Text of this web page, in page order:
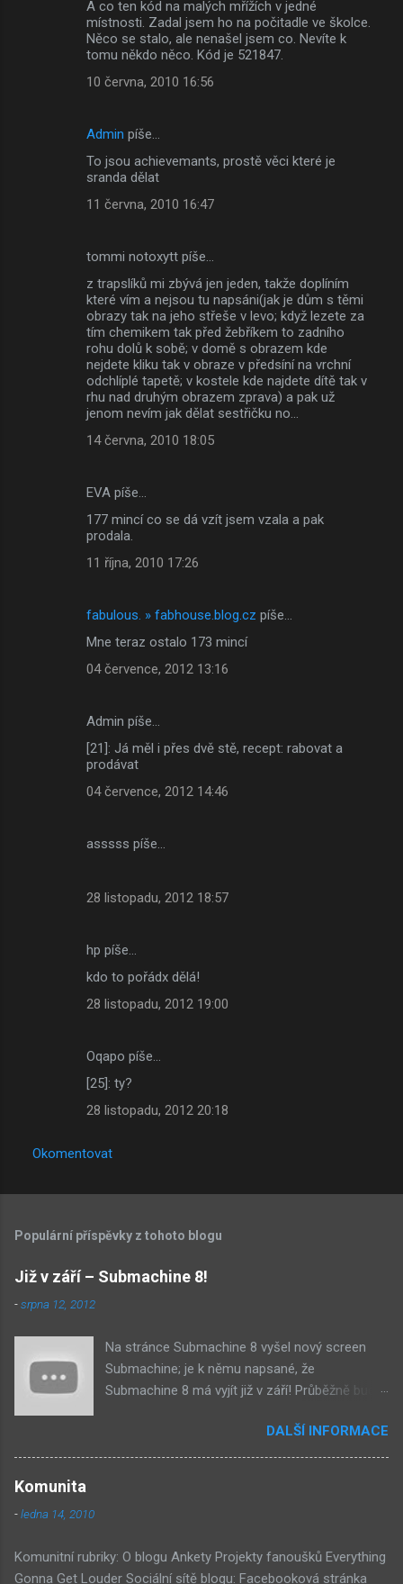
A co ten kód na malých mřížích v jedné
místnosti. Zadal jsem ho na počitadle ve školce.
Něco se stalo, ale nenašel jsem co. Nevíte k
tomu někdo něco. Kód je 521847.
10 června, 2010 16:56
Admin píše…
To jsou achievemants, prostě věci které je
sranda dělat
11 června, 2010 16:47
tommi notoxytt píše…
z trapslíků mi zbývá jen jeden, takže doplíním
které vím a nejsou tu napsáni(jak je dům s těmi
obrazy tak na jeho střeše v levo; když lezete za
tím chemikem tak před žebříkem to zadního
rohu dolů k sobě; v domě s obrazem kde
nejdete kliku tak v obraze v předsíní na vrchní
odchlíplé tapetě; v kostele kde najdete dítě tak v
rhu nad druhým obrazem zprava) a pak už
jenom nevím jak dělat sestřičku no...
14 června, 2010 18:05
EVA píše…
177 mincí co se dá vzít jsem vzala a pak
prodala.
11 října, 2010 17:26
fabulous. » fabhouse.blog.cz píše…
Mne teraz ostalo 173 mincí
04 července, 2012 13:16
Admin píše…
[21]: Já měl i přes dvě stě, recept: rabovat a
prodávat
04 července, 2012 14:46
asssss píše…
28 listopadu, 2012 18:57
hp píše…
kdo to pořádx dělá!
28 listopadu, 2012 19:00
Oqapo píše…
[25]: ty?
28 listopadu, 2012 20:18
Okomentovat
Populární příspěvky z tohoto blogu
Již v září – Submachine 8!
-srpna 12, 2012
Na stránce Submachine 8 vyšel nový screen
Submachine; je k němu napsané, že
Submachine 8 má vyjít již v září! Průběžně budu
zveřejněný materiál ze Submachine 8. Zvukové
pozadí menu. První screen, který se na stránce
v DaymareTown 1 ( stránka sub8 ) Screen, který
DALŠÍ INFORMACE
Komunita
-ledna 14, 2010
Komunitní rubriky: O blogu Ankety Projekty fanoušků Everything
Gonna Get Louder Sociální sítě blogu: Facebooková stránka